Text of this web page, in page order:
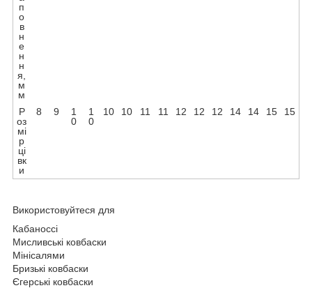
п
о
в
н
е
н
н
я,
м
м
Р
оз
мі
р
ці
вк
и
8 9
1
0
1
0
10 10 11 11 12 12 12 14 14 15 15
Використовуйтеся для
Кабаноссі
Мисливські ковбаски
Мінісалями
Бризькі ковбаски
Єгерські ковбаски